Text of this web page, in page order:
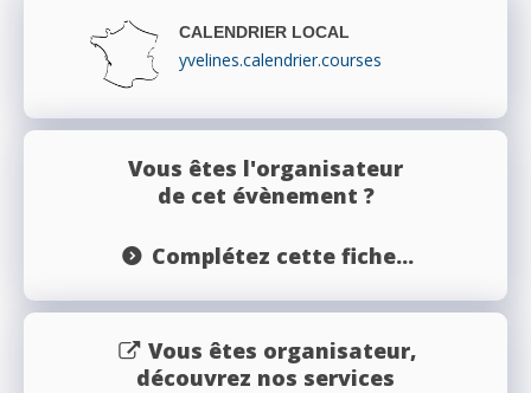
CALENDRIER LOCAL
yvelines.calendrier.courses
Vous êtes l'organisateur
de cet évènement ?
Complétez cette fiche...
Vous êtes organisateur,
découvrez nos services